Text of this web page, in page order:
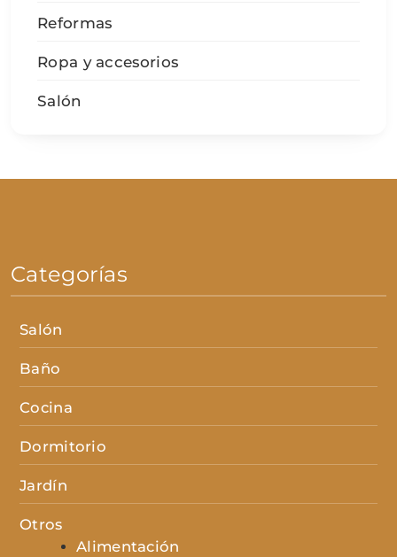
Reformas
Ropa y accesorios
Salón
Categorías
Salón
Baño
Cocina
Dormitorio
Jardín
Otros
Alimentación